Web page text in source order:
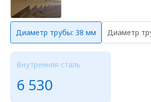
Диаметр трубы: 38 мм Диаметр
Внутренняя сталь
6 530